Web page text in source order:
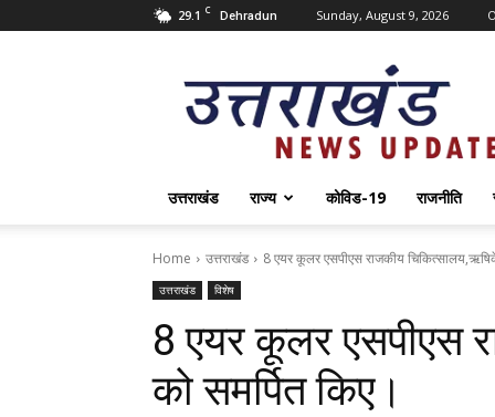
29.1 C Dehradun Sunday, August 9, 2026
Uttarakhand
News
Update
उत्तराखंड राज्य कोविड-19 राजनीति
Home उत्तराखंड 8 एयर कूलर एसपीएस राजकीय
उत्तराखंड विशेष
8 एयर कूलर एसपीएस
को समर्पित किए।